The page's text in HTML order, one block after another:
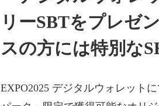
リーSBTをプレゼ
スの方には特別な
EXPO2025 デジタルウォレット